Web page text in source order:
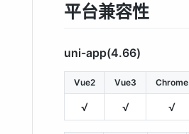
平台兼容性
uni-app(4.66)
Vue2 Vue3 Chrome
√ √ √